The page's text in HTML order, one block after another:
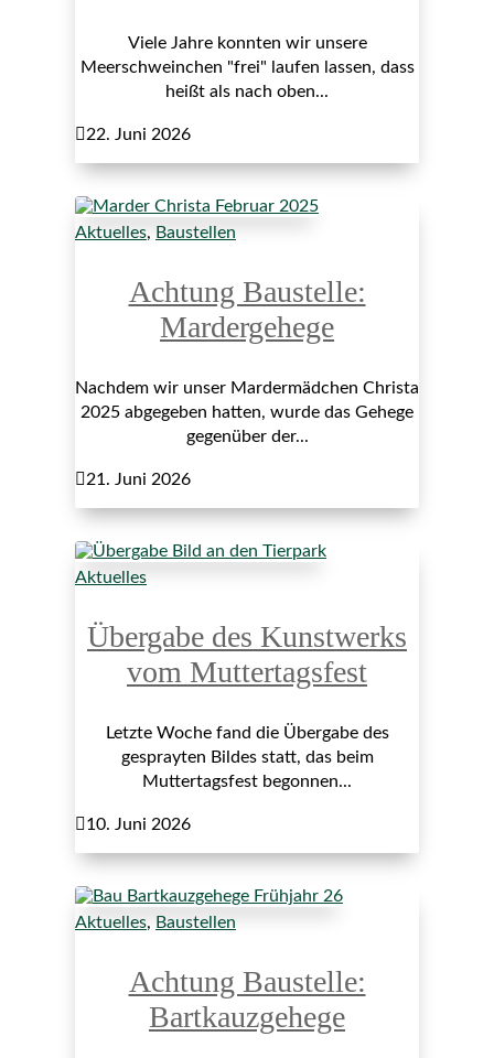
Viele Jahre konnten wir unsere
Meerschweinchen "frei" laufen lassen, dass
heißt als nach oben...
22. Juni 2026
Aktuelles, Baustellen
Achtung Baustelle:
Mardergehege
Nachdem wir unser Mardermädchen Christa
2025 abgegeben hatten, wurde das Gehege
gegenüber der...
21. Juni 2026
Aktuelles
Übergabe des Kunstwerks
vom Muttertagsfest
Letzte Woche fand die Übergabe des
gesprayten Bildes statt, das beim
Muttertagsfest begonnen...
10. Juni 2026
Aktuelles, Baustellen
Achtung Baustelle:
Bartkauzgehege